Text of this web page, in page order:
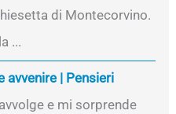
di Montecorvino.
...
avvenire | Pensieri
e mi sorprende